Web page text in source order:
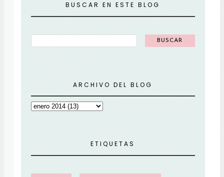
BUSCAR EN ESTE BLOG
ARCHIVO DEL BLOG
ETIQUETAS